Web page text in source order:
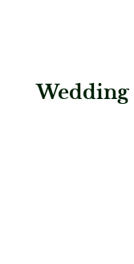
Wedding